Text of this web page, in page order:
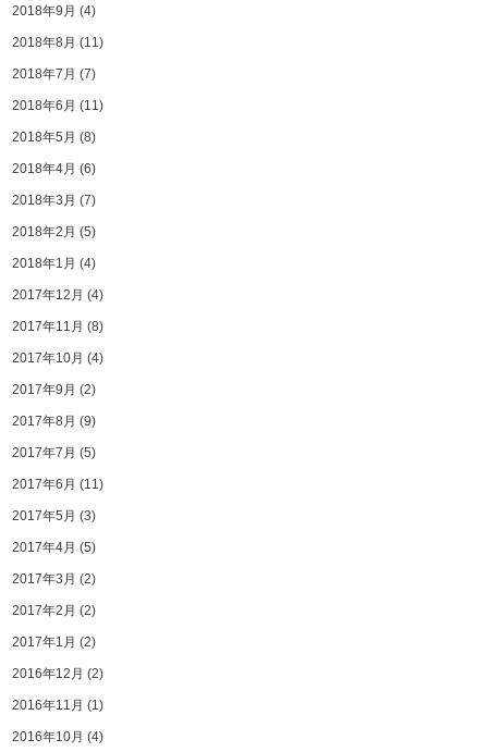
2018年9月 (4)
2018年8月 (11)
2018年7月 (7)
2018年6月 (11)
2018年5月 (8)
2018年4月 (6)
2018年3月 (7)
2018年2月 (5)
2018年1月 (4)
2017年12月 (4)
2017年11月 (8)
2017年10月 (4)
2017年9月 (2)
2017年8月 (9)
2017年7月 (5)
2017年6月 (11)
2017年5月 (3)
2017年4月 (5)
2017年3月 (2)
2017年2月 (2)
2017年1月 (2)
2016年12月 (2)
2016年11月 (1)
2016年10月 (4)